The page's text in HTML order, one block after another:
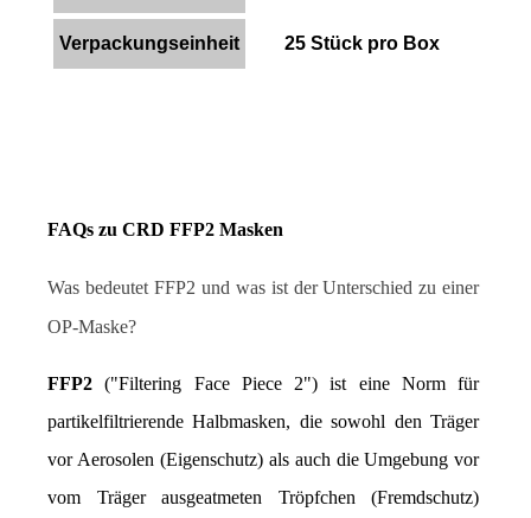
Verpackungseinheit 25 Stück pro Box
FAQs zu CRD FFP2 Masken
Was bedeutet FFP2 und was ist der Unterschied zu einer
OP-Maske?
FFP2 ("Filtering Face Piece 2") ist eine Norm für
partikelfiltrierende Halbmasken, die sowohl den Träger
vor Aerosolen (Eigenschutz) als auch die Umgebung vor
vom Träger ausgeatmeten Tröpfchen (Fremdschutz)